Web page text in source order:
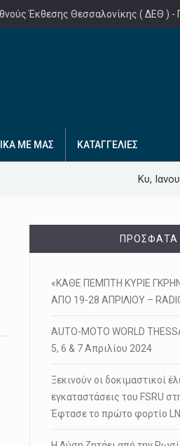
Έκθεσης Θεσσαλονίκης ( ΔΕΘ )
ΜΕ ΜΑΣ ΚΑΤΑΓΓΕΛΙΕΣ
Κυ,
«ΚΑΘΕ ΠΕΜΠΤΗ ΚΥΡΙΕ
ΑΠΟ 19-28 ΑΠΡΙΛΙΟΥ –
AUTO-MOTO WORLD
5, 6 & 7 Απριλίου 2024
Ξεκινούν οι δοκιμαστικοί
εγκαταστάσεις του FSRU
Έφτασε το πρώτο φορτίο